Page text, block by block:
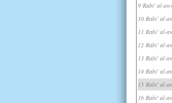
9 Rabi' al-
10 Rabi' al-
11 Rabi' al-
12 Rabi' al-
13 Rabi' al-
14 Rabi' al-
15 Rabi' al-
16 Rabi' al-